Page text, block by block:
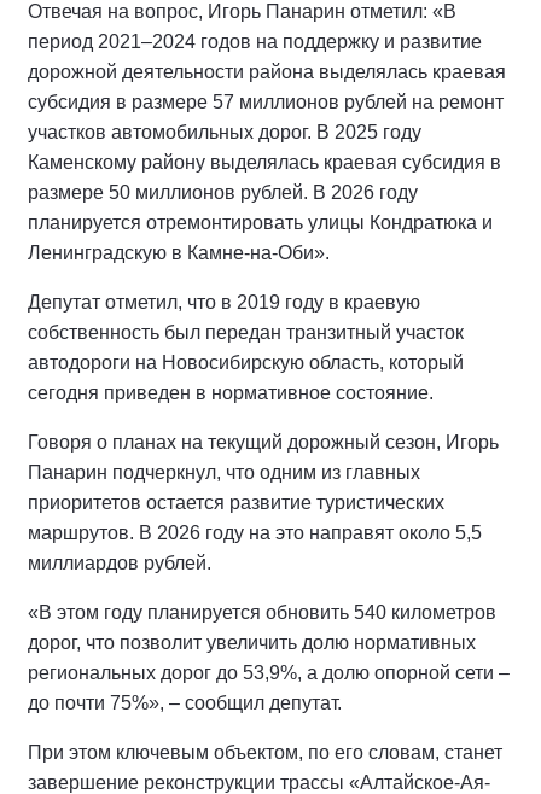
Отвечая на вопрос, Игорь Панарин отметил: «В
период 2021–2024 годов на поддержку и развитие
дорожной деятельности района выделялась краевая
субсидия в размере 57 миллионов рублей на ремонт
участков автомобильных дорог. В 2025 году
Каменскому району выделялась краевая субсидия в
размере 50 миллионов рублей. В 2026 году
планируется отремонтировать улицы Кондратюка и
Ленинградскую в Камне-на-Оби».
Депутат отметил, что в 2019 году в краевую
собственность был передан транзитный участок
автодороги на Новосибирскую область, который
сегодня приведен в нормативное состояние.
Говоря о планах на текущий дорожный сезон, Игорь
Панарин подчеркнул, что одним из главных
приоритетов остается развитие туристических
маршрутов. В 2026 году на это направят около 5,5
миллиардов рублей.
«В этом году планируется обновить 540 километров
дорог, что позволит увеличить долю нормативных
региональных дорог до 53,9%, а долю опорной сети –
до почти 75%», – сообщил депутат.
При этом ключевым объектом, по его словам, станет
завершение реконструкции трассы «Алтайское-Ая-